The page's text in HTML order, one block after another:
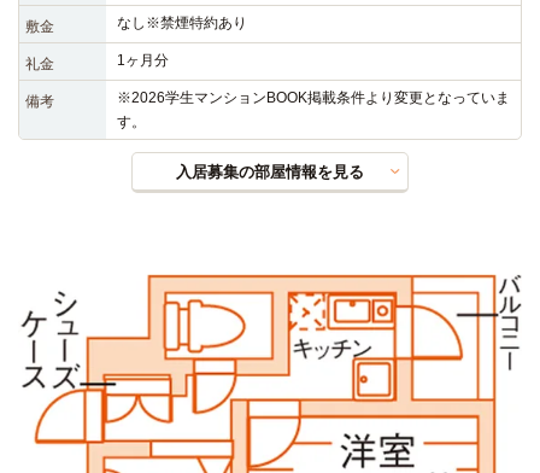
敷金 なし※禁煙特約あり
礼金 1ヶ月分
備考
※2026学生マンションBOOK掲載条件より変更となっていま
す。
入居募集の部屋情報を見る